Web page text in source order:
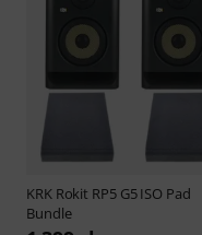
KRK Rokit RP5 G5 ISO Pad
Bundle